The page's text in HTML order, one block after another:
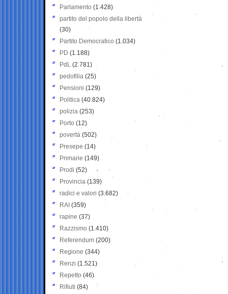
Parlamento (1.428)
partito del popolo della libertà
(30)
Partito Democratico (1.034)
PD (1.188)
PdL (2.781)
pedofilia (25)
Pensioni (129)
Politica (40.824)
polizia (253)
Porto (12)
povertà (502)
Presepe (14)
Primarie (149)
Prodi (52)
Provincia (139)
radici e valori (3.682)
RAI (359)
rapine (37)
Razzismo (1.410)
Referendum (200)
Regione (344)
Renzi (1.521)
Repetto (46)
Rifiuti (84)